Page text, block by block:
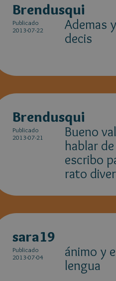
Brendusqui
Publicado
2013-07-22
Ademas
decis
Brendusqui
Publicado
2013-07-21
Bueno
hablar
escribo
rato
sara19
Publicado
2013-07-04
ánimo y
lengua